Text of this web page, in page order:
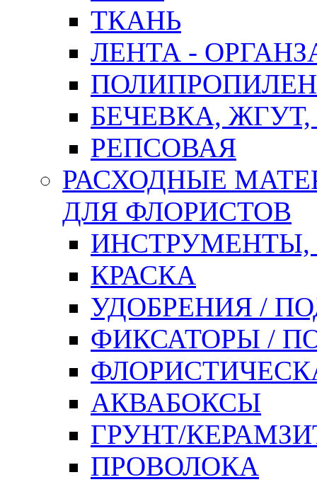
ТКАНЬ
ЛЕНТА -
БЕЧЕВКА,
РЕПСОВАЯ
РАСХОДНЫЕ
ДЛЯ ФЛОРИСТОВ
ИНСТРУМЕНТЫ,
КРАСКА
УДОБРЕНИЯ /
ФИКСАТОРЫ /
АКВАБОКСЫ
ГРУНТ/
ПРОВОЛОКА